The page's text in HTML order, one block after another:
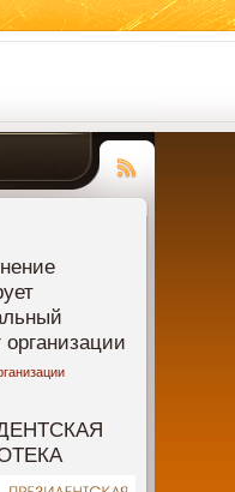
Чтение
организации